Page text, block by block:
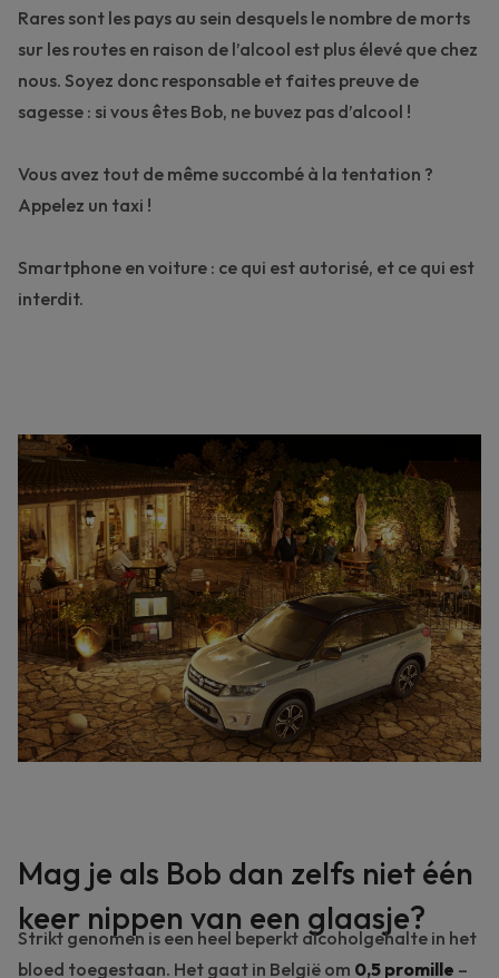
Rares sont les pays au sein desquels le nombre de morts
sur les routes en raison de l’alcool est plus élevé que chez
nous. Soyez donc responsable et faites preuve de
sagesse : si vous êtes Bob, ne buvez pas d’alcool !
Vous avez tout de même succombé à la tentation ?
Appelez un taxi !
Smartphone en voiture : ce qui est autorisé, et ce qui est
interdit.
Mag je als Bob dan zelfs niet één
keer nippen van een glaasje?
Strikt genomen is een heel beperkt alcoholgehalte in het
bloed toegestaan. Het gaat in België om 0,5 promille –